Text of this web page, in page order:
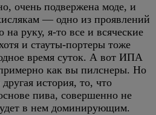
очень подвержена моде, и
— одно из проявлений
руку, я-то все и всяческие
и стауты-портеры тоже
время суток. А вот ИПА
как вы пилснеры. Но
история, то, что
пива, совершенно не
в нем доминирующим.